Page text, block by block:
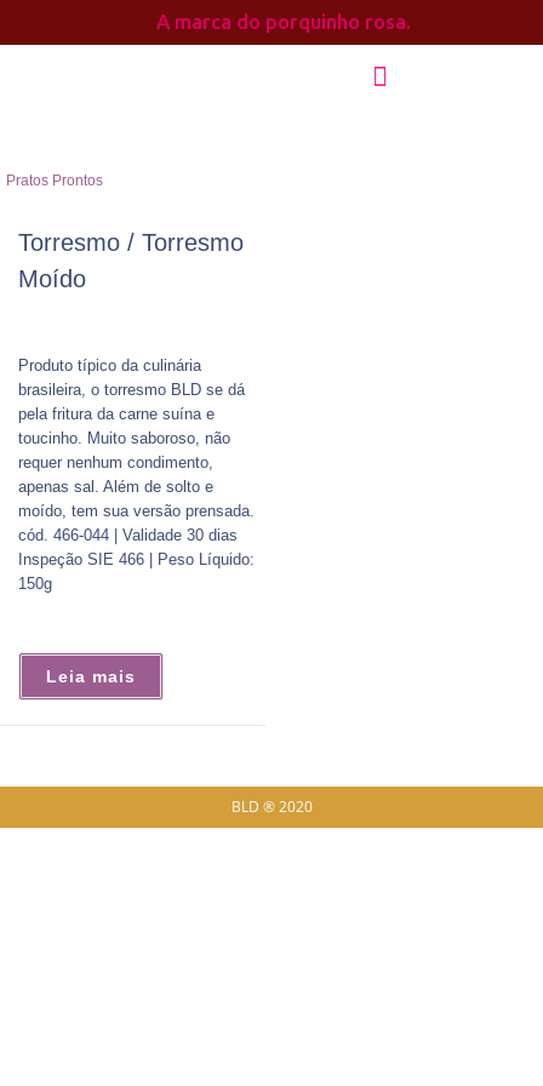
A marca do porquinho rosa.
Pratos Prontos
Torresmo / Torresmo
Moído
Produto típico da culinária
brasileira, o torresmo BLD se dá
pela fritura da carne suína e
toucinho. Muito saboroso, não
requer nenhum condimento,
apenas sal. Além de solto e
moído, tem sua versão prensada.
cód. 466-044 | Validade 30 dias
Inspeção SIE 466 | Peso Líquido:
150g
Leia mais
BLD ® 2020